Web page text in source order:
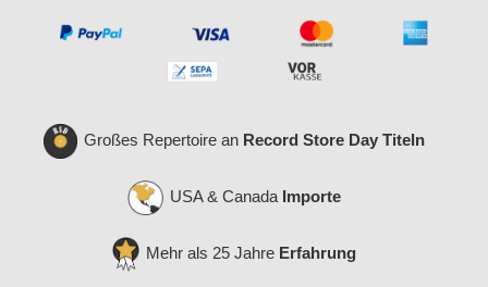
Großes Repertoire an Record Store Day Titeln
USA & Canada Importe
Mehr als 25 Jahre Erfahrung